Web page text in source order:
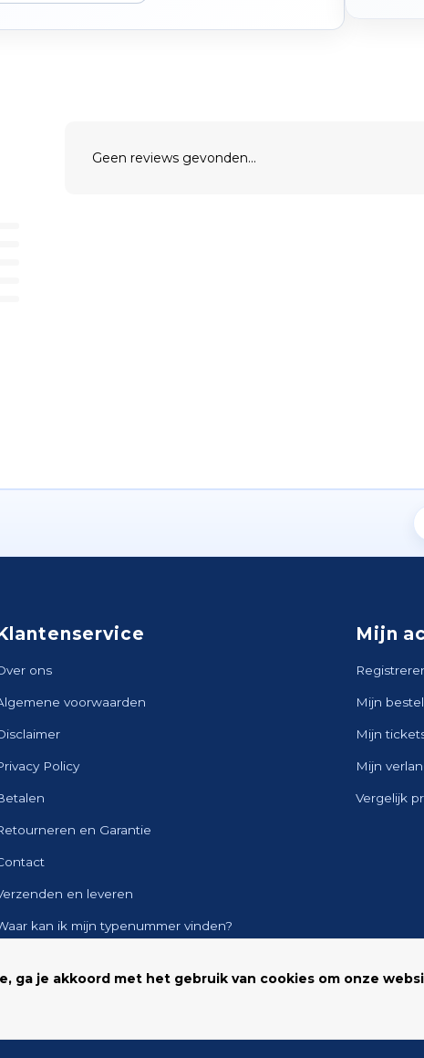
Geen reviews gevonden...
ons
voorwaarden
Policy
en Garantie
en leveren
kan ik mijn typenummer vinden?
Mijn
Mijn
Mijn
Mijn
Vergelijk
ga je akkoord met het gebruik van cookies om onze